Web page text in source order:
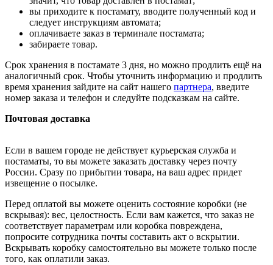
вы приходите к постамату, вводите полученный код и
следует инструкциям автомата;
оплачиваете заказ в терминале постамата;
забираете товар.
Срок хранения в постамате 3 дня, но можно продлить ещё на
аналогичный срок. Чтобы уточнить информацию и продлить
время хранения зайдите на сайт нашего партнера, введите
номер заказа и телефон и следуйте подсказкам на сайте.
Почтовая доставка
Если в вашем городе не действует курьерская служба и
постаматы, то вы можете заказать доставку через почту
России. Сразу по прибытии товара, на ваш адрес придет
извещение о посылке.
Перед оплатой вы можете оценить состояние коробки (не
вскрывая): вес, целостность. Если вам кажется, что заказ не
соответствует параметрам или коробка повреждена,
попросите сотрудника почты составить акт о вскрытии.
Вскрывать коробку самостоятельно вы можете только после
того, как оплатили заказ.